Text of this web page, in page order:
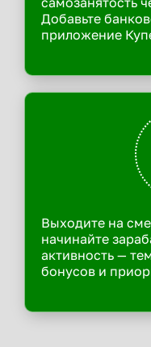
Добавьте
приложение
Выходите на
начинайте
активность —
бонусов и